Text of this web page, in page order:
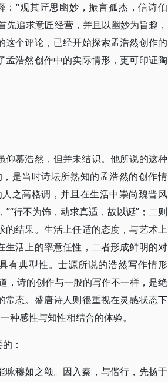
“观其匠思幽妙，振言孤杰，信诗伯
追求意匠经营，并且以幽妙为旨趣，
个评论，已经开始探索孟浩然创作的
浩然创作中的实际情形，更可印证陶
慕浩然，但并未结识。他所说的这种
是当时诗坛所熟知的孟浩然的创作情
之高格调，并且在生活中崇尚魏晋风
行不为饰，动求真适，故以诞”；二则
的结果。生活上任适的态度，与艺术上
生活上的率意任性，二者形成鲜明的对
有典型性。士源所说的浩然写作情形
，诗的创作与一般的写作不一样，是绝
态。盛唐诗人则很重视在灵感状态下
种感性与知性相结合的体验。
：
穆如之颂。因入秦，与偕行，先扬于